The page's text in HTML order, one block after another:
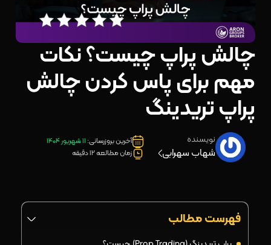
چالش پراپ چیست؟ نکات
مهم برای پاس کردن چالش
پراپ تریدینگ
نویسنده
شهاب سهرابی
آخرین بروزرسانی: 11 شهریور 1404
زمان مطالعه 12 دقیقه
فهرست مطالب